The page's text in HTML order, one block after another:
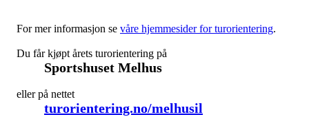
For mer informasjon se våre hjemmesider for turorientering.
Du får kjøpt årets turorientering på
Sportshuset Melhus
eller på nettet
turorientering.no/melhusil